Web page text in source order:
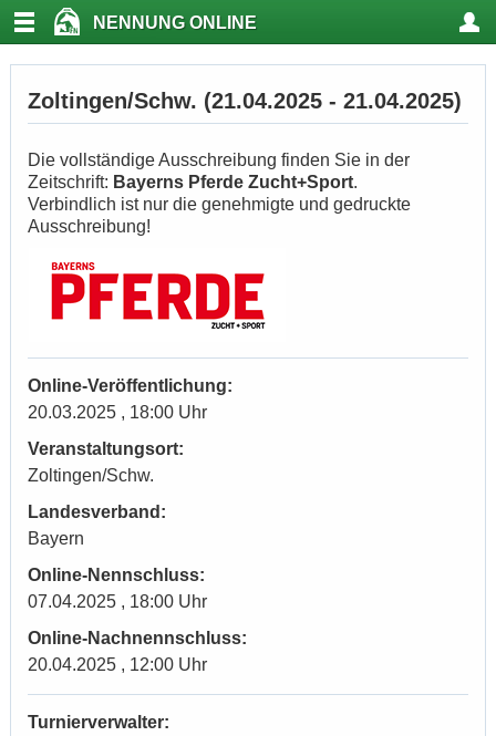
NENNUNG ONLINE
Zoltingen/Schw. (21.04.2025 - 21.04.2025)
Die vollständige Ausschreibung finden Sie in der
Zeitschrift: Bayerns Pferde Zucht+Sport.
Verbindlich ist nur die genehmigte und gedruckte
Ausschreibung!
Online-Veröffentlichung:
20.03.2025 , 18:00 Uhr
Veranstaltungsort:
Zoltingen/Schw.
Landesverband:
Bayern
Online-Nennschluss:
07.04.2025 , 18:00 Uhr
Online-Nachnennschluss:
20.04.2025 , 12:00 Uhr
Turnierverwalter: